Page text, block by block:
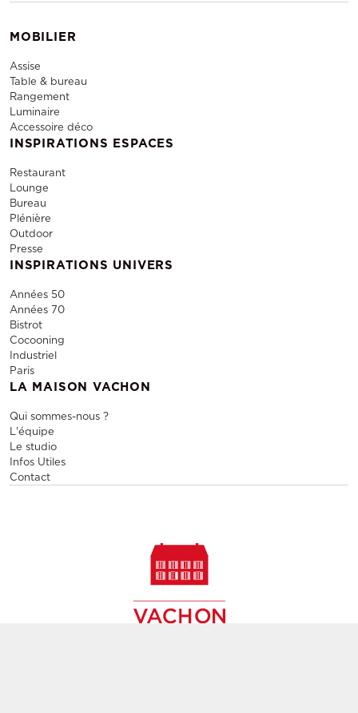
MOBILIER
Assise
Table & bureau
Rangement
Luminaire
Accessoire déco
INSPIRATIONS ESPACES
Restaurant
Lounge
Bureau
Plénière
Outdoor
Presse
INSPIRATIONS UNIVERS
Années 50
Années 70
Bistrot
Cocooning
Industriel
Paris
LA MAISON VACHON
Qui sommes-nous ?
L'équipe
Le studio
Infos Utiles
Contact